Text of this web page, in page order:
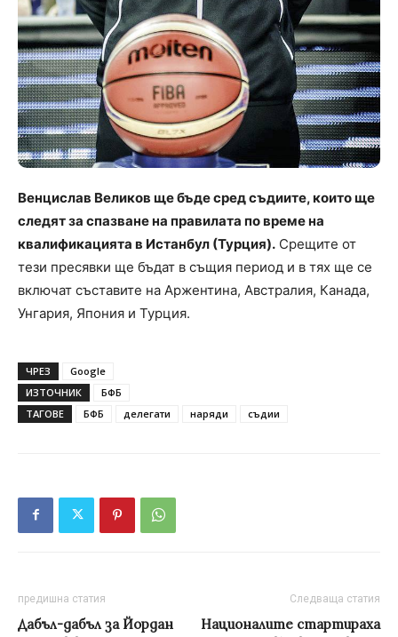
Венцислав Великов ще бъде сред съдиите, които ще
следят за спазване на правилата по време на
квалификацията в Истанбул (Турция). Срещите от
тези пресявки ще бъдат в същия период и в тях ще се
включат съставите на Аржентина, Австралия, Канада,
Унгария, Япония и Турция.
ЧРЕЗ
Google
ИЗТОЧНИК
БФБ
ТАГОВЕ
БФБ делегати наряди съдии
предишна статия
Дабъл-дабъл за Йордан
Следваща статия
Националите стартираха